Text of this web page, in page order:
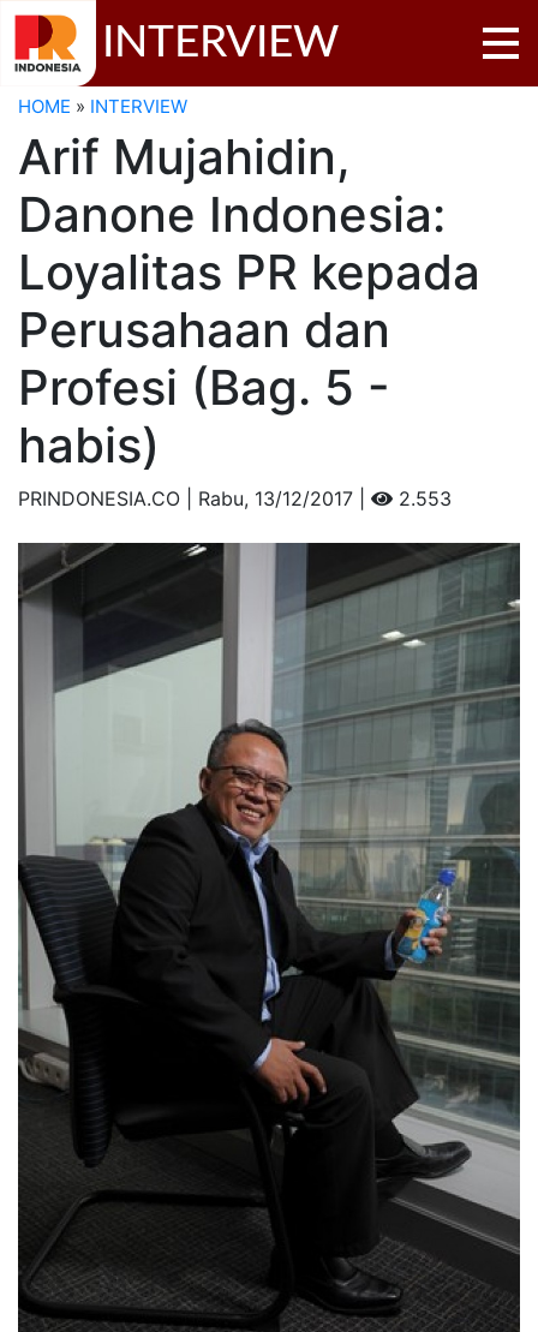
INTERVIEW
HOME » INTERVIEW
Arif Mujahidin,
Danone Indonesia:
Loyalitas PR kepada
Perusahaan dan
Profesi (Bag. 5 -
habis)
PRINDONESIA.CO | Rabu, 13/12/2017 | 2.553